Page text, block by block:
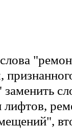
слова
заменить
лифтов,